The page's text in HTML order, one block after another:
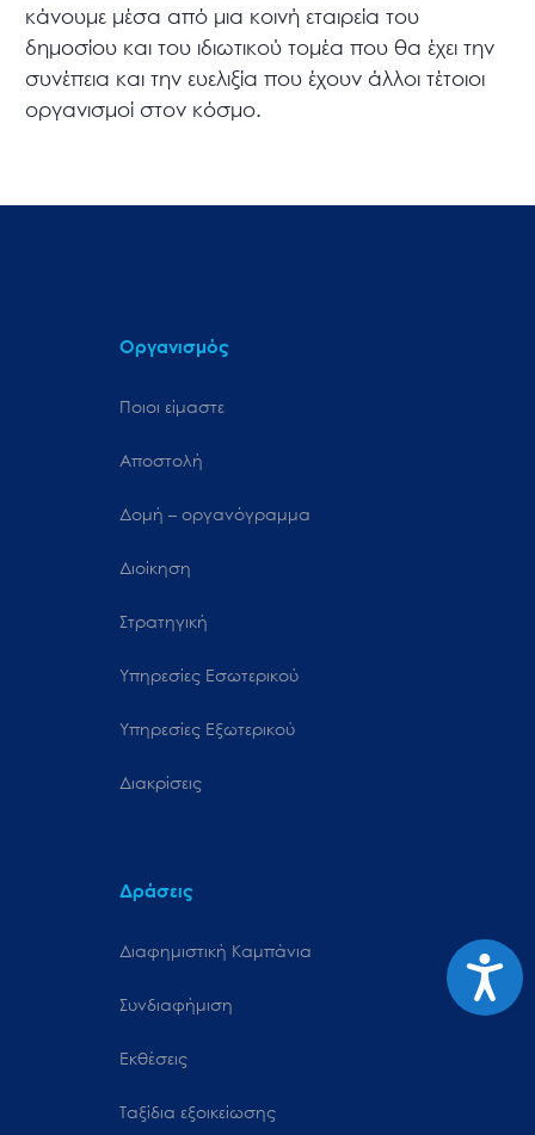
κάνουμε μέσα από μια κοινή εταιρεία του
δημοσίου και του ιδιωτικού τομέα που θα έχει την
συνέπεια και την ευελιξία που έχουν άλλοι τέτοιοι
οργανισμοί στον κόσμο.
Οργανισμός
Ποιοι είμαστε
Αποστολή
Δομή – οργανόγραμμα
Διοίκηση
Στρατηγική
Υπηρεσίες Εσωτερικού
Υπηρεσίες Εξωτερικού
Διακρίσεις
Δράσεις
Διαφημιστική Καμπάνια
Συνδιαφήμιση
Εκθέσεις
Ταξίδια εξοικείωσης